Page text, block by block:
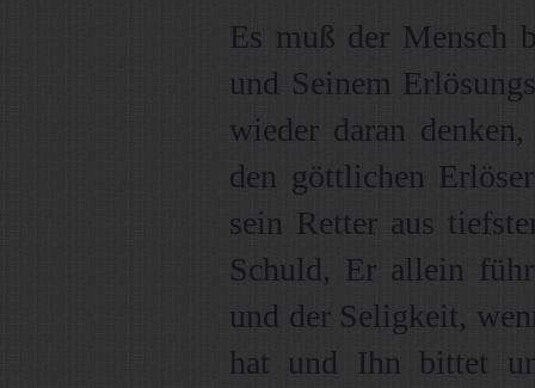
Es muß der Mensch
und Seinem
wieder daran
den göttlichen
sein Retter aus
Schuld, Er allein
und der Seligkeit,
hat und Ihn bittet